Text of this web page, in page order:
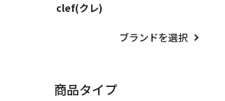
clef(クレ)
ブランドを選択
商品タイプ